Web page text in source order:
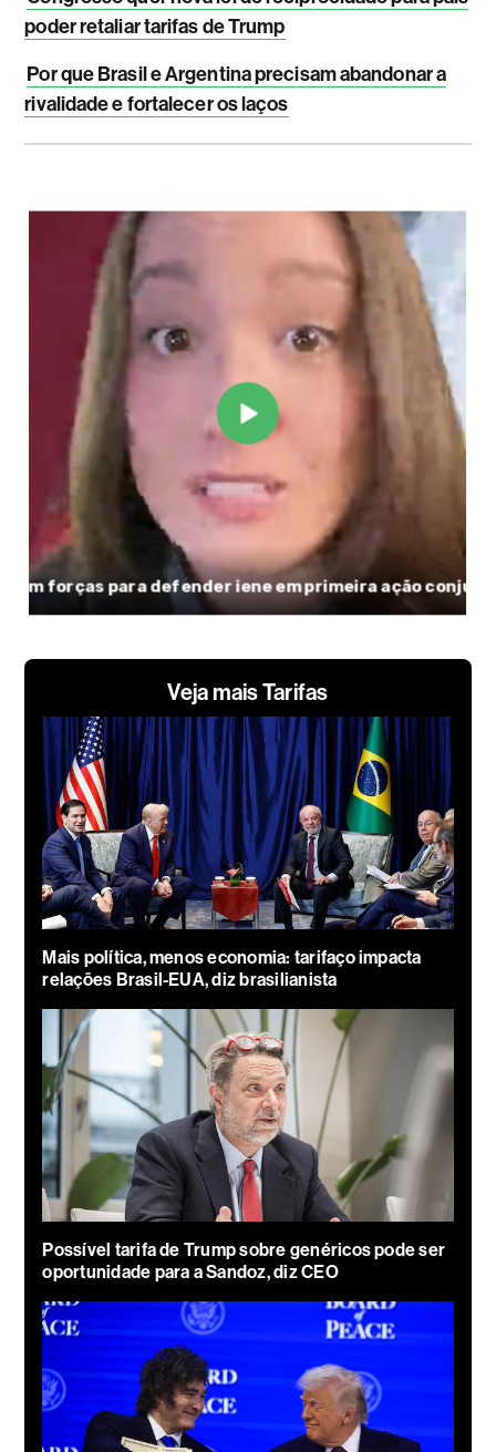
poder retaliar tarifas de Trump
Por que Brasil e Argentina precisam abandonar a
rivalidade e fortalecer os laços
Veja mais Tarifas
Mais política, menos economia: tarifaço impacta
relações Brasil-EUA, diz brasilianista
Possível tarifa de Trump sobre genéricos pode ser
oportunidade para a Sandoz, diz CEO